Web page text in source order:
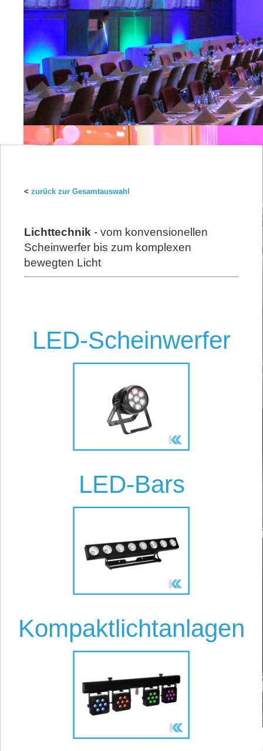
< zurück zur Gesamtauswahl
Lichttechnik - vom konvensionellen
Scheinwerfer bis zum komplexen
bewegten Licht
LED-Scheinwerfer
LED-Bars
Kompaktlichtanlagen